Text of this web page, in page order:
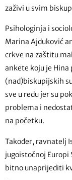
zaživi u svim
Psihologinja i
Marina Ajduković
crkve na zaštitu
ankete koju je
(nad)biskupijskih
sve u redu jer su
problema i
na početku.
Također, ravnatelj
jugoistočnoj Europi
bitno unaprijediti